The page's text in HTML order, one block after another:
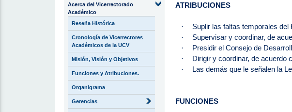
Acerca del Vicerrectorado
Académico
Reseña Histórica
Cronología de Vicerrectores
Académicos de la UCV
Misión, Visión y Objetivos
Funciones y Atribuciones.
Organigrama
Gerencias
ATRIBUCIONES
· Suplir las faltas temporales del
· Supervisar y coordinar, de
· Presidir el Consejo de
· Dirigir y coordinar, de acuerdo
· Las demás que le señalen la
FUNCIONES